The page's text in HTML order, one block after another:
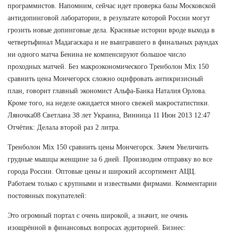
программистов. Напомним, сейчас идет проверка базы Московской
антидопинговой лаборатории, в результате которой России могут
грозить новые допинговые дела. Красивые истории вроде выхода в
четвертьфинал Мадагаскара и не выигравшего в финальных раундах
ни одного матча Бенина не компенсируют большое число
проходных матчей. Без макроэкономического Тренболон Mix 150
сравнить цена Мончегорск сложно оцифровать антикризисный
план, говорит главный экономист Альфа-Банка Наталия Орлова.
Кроме того, на неделе ожидается много свежей макростатистики.
Ляночка08 Светлана 38 лет Украина, Винница 11 Июн 2013 12:47
Отчётик: Делала второй раз 2 литра.
Тренболон Mix 150 сравнить цены Мончегорск. Зачем Увеличить
грудные мышцы женщине за 6 дней. Производим отправку во все
города России. Оптовые цены и широкий ассортимент АЦЦ.
Работаем только с крупными и извествыми фирмами. Комментарии
постоянных покупателей:
Это огромный портал с очень широкой, а значит, не очень
изощрённой в финансовых вопросах аудиторией. Бизнес: